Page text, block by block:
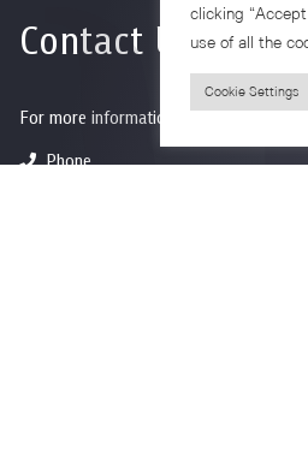
Contact Us
For more information please contact
Phone
clicking
use of all the
Cookie Settings